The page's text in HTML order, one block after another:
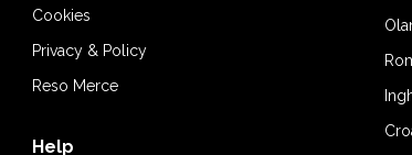
Cookies
Privacy & Policy
Reso Merce
Help